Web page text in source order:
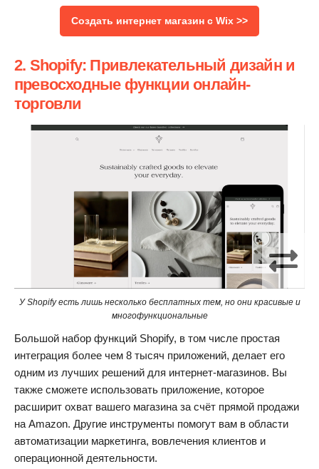
Создать интернет магазин с Wix >>
2. Shopify: Привлекательный дизайн и
превосходные функции онлайн-
торговли
У Shopify есть лишь несколько бесплатных тем, но они красивые и
многофункциональные
Большой набор функций Shopify, в том числе простая
интеграция более чем 8 тысяч приложений, делает его
одним из лучших решений для интернет-магазинов. Вы
также сможете использовать приложение, которое
расширит охват вашего магазина за счёт прямой продажи
на Amazon. Другие инструменты помогут вам в области
автоматизации маркетинга, вовлечения клиентов и
операционной деятельности.